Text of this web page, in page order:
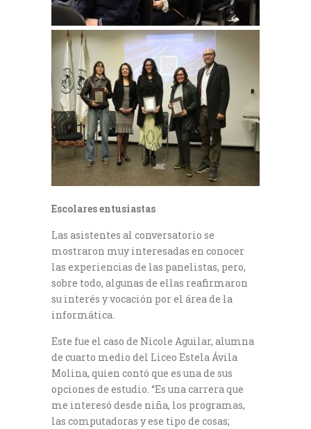
Escolares entusiastas
Las asistentes al conversatorio se
mostraron muy interesadas en conocer
las experiencias de las panelistas, pero,
sobre todo, algunas de ellas reafirmaron
su interés y vocación por el área de la
informática.
Este fue el caso de Nicole Aguilar, alumna
de cuarto medio del Liceo Estela Ávila
Molina, quien contó que es una de sus
opciones de estudio. “Es una carrera que
me interesó desde niña, los programas,
las computadoras y ese tipo de cosas;